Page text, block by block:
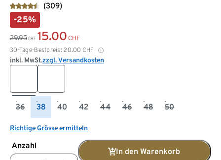
(309)
-25%
29.95 CHF 15.00 CHF
30-Tage-Bestpreis: 20.00 CHF
inkl. MwSt.zzgl. Versandkosten
36 38 40 42 44 46 48 50
Richtige Grösse ermitteln
Anzahl
In den Warenkorb